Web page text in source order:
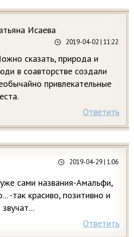
Исаева
2019-04-02 | 11:22
сказать, природа и
в соавторстве создали
привлекательные
Ответить
2019-04-29| 1:06
сами названия-Амальфи,
-так красиво, позитивно и
Ответить